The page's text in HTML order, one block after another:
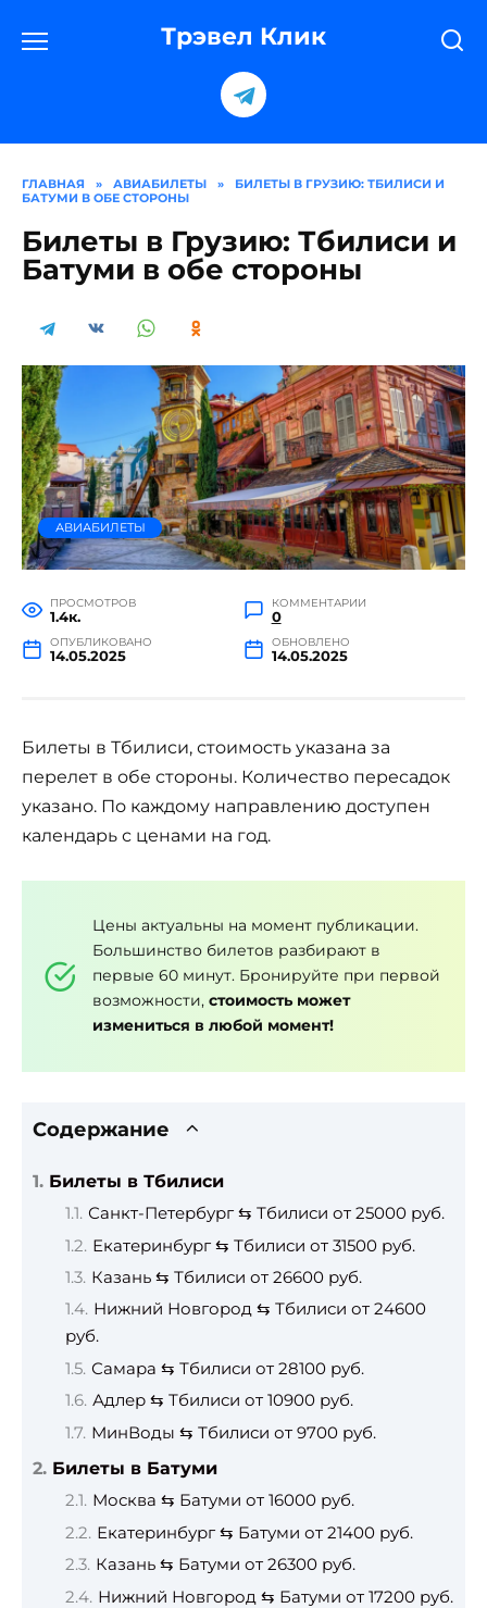
содержанию
Трэвел Клик
ГЛАВНАЯ » АВИАБИЛЕТЫ »
БИЛЕТЫ В ГРУЗИЮ: ТБИЛИСИ И
БАТУМИ В ОБЕ СТОРОНЫ
Билеты в Грузию: Тбилиси и
Батуми в обе стороны
АВИАБИЛЕТЫ
ПРОСМОТРОВ
1.4к.
КОММЕНТАРИИ
0
ОПУБЛИКОВАНО
14.05.2025
ОБНОВЛЕНО
14.05.2025
Билеты в Тбилиси, стоимость указана за
перелет в обе стороны. Количество пересадок
указано. По каждому направлению доступен
календарь с ценами на год.
Цены актуальны на момент публикации.
Большинство билетов разбирают в
первые 60 минут. Бронируйте при первой
возможности, стоимость может
измениться в любой момент!
Содержание
Билеты в Тбилиси
Санкт-Петербург ⇆ Тбилиси от 25000 руб.
Екатеринбург ⇆ Тбилиси от 31500 руб.
Казань ⇆ Тбилиси от 26600 руб.
Нижний Новгород ⇆ Тбилиси от 24600
руб.
Самара ⇆ Тбилиси от 28100 руб.
Адлер ⇆ Тбилиси от 10900 руб.
МинВоды ⇆ Тбилиси от 9700 руб.
Билеты в Батуми
Москва ⇆ Батуми от 16000 руб.
Екатеринбург ⇆ Батуми от 21400 руб.
Казань ⇆ Батуми от 26300 руб.
Нижний Новгород ⇆ Батуми от 17200 руб.